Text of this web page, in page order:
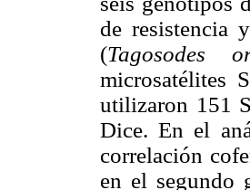
de resistencia
(Tagosodes
microsatélites
utilizaron 151
Dice. En el
correlación
en el segundo